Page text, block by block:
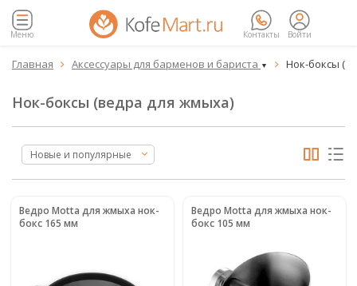
Меню Контакты Войти
Главная  Аксессуары для барменов и бариста ▼  Нок-боксы
Нок-боксы (ведра для жмыха)
Новые и популярные
Ведро Мotta для жмыха нок-
бокс 165 мм
Ведро Мotta для жмыха нок-
бокс 105 мм